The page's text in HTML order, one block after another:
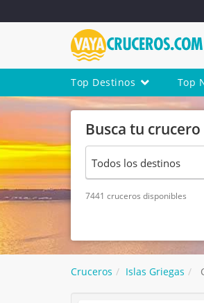
Top Destinos Top
Busca tu crucero
7441 cruceros disponibles
Cruceros Islas Griegas